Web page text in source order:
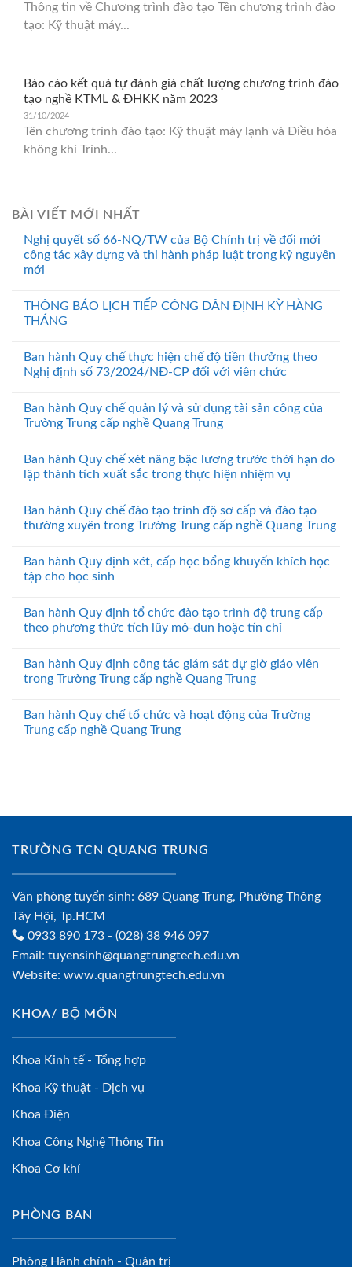
Thông tin về Chương trình đào tạo Tên chương trình đào
tạo: Kỹ thuật máy...
Báo cáo kết quả tự đánh giá chất lượng chương trình đào
tạo nghề KTML & ĐHKK năm 2023
31/10/2024
Tên chương trình đào tạo: Kỹ thuật máy lạnh và Điều hòa
không khí Trình...
BÀI VIẾT MỚI NHẤT
Nghị quyết số 66-NQ/TW của Bộ Chính trị về đổi mới
công tác xây dựng và thi hành pháp luật trong kỷ nguyên
mới
THÔNG BÁO LỊCH TIẾP CÔNG DÂN ĐỊNH KỲ HÀNG
THÁNG
Ban hành Quy chế thực hiện chế độ tiền thưởng theo
Nghị định số 73/2024/NĐ-CP đối với viên chức
Ban hành Quy chế quản lý và sử dụng tài sản công của
Trường Trung cấp nghề Quang Trung
Ban hành Quy chế xét nâng bậc lương trước thời hạn do
lập thành tích xuất sắc trong thực hiện nhiệm vụ
Ban hành Quy chế đào tạo trình độ sơ cấp và đào tạo
thường xuyên trong Trường Trung cấp nghề Quang Trung
Ban hành Quy định xét, cấp học bổng khuyến khích học
tập cho học sinh
Ban hành Quy định tổ chức đào tạo trình độ trung cấp
theo phương thức tích lũy mô-đun hoặc tín chỉ
Ban hành Quy định công tác giám sát dự giờ giáo viên
trong Trường Trung cấp nghề Quang Trung
Ban hành Quy chế tổ chức và hoạt động của Trường
Trung cấp nghề Quang Trung
TRƯỜNG TCN QUANG TRUNG
Văn phòng tuyển sinh: 689 Quang Trung, Phường Thông
Tây Hội, Tp.HCM
0933 890 173 - (028) 38 946 097
Email: tuyensinh@quangtrungtech.edu.vn
Website: www.quangtrungtech.edu.vn
KHOA/ BỘ MÔN
Khoa Kinh tế - Tổng hợp
Khoa Kỹ thuật - Dịch vụ
Khoa Điện
Khoa Công Nghệ Thông Tin
Khoa Cơ khí
PHÒNG BAN
Phòng Hành chính - Quản trị